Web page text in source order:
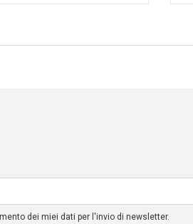
dei miei dati per l'invio di newsletter.